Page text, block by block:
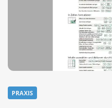
PRAXIS